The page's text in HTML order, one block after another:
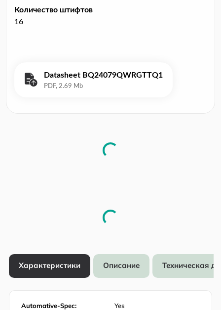
Количество штифтов
16
Datasheet BQ24079QWRGTTQ1
Характеристики Описание Техническая
Automative-Spec: Yes